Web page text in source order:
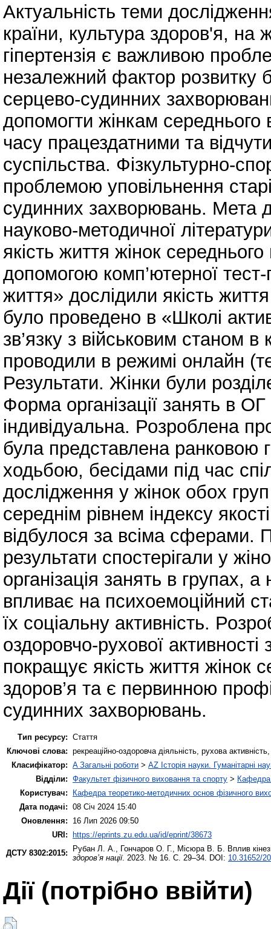
Актуальність теми
країни, культура здоров'я, на
гіпертензія є важливою
незалежний фактор розвитку
серцево-судинних
допомогти жінкам середнього
часу працездатними та
суспільства. Фізкультурно-
проблемою уповільнення
судинних захворювань. Мета
науково-методичної
якість життя жінок
допомогою комп’ютерної
життя» дослідили якість
було проведено в «Школі
зв’язку з військовим станом
проводили в режимі онлайн
Результати. Жінки були
Форма організації занять в
індивідуальна. Розроблена
була представлена ранковою
ходьбою, бесідами під час
дослідження у жінок обох
середнім рівнем індексу
відбулося за всіма сферами.
результати спостерігали у
організація занять в групах,
впливає на психоемоційний
їх соціальну активність.
оздоровчо-рухової активності
покращує якість життя жінок
здоров’я та є первинною
судинних захворювань.
Тип ресурсу: Стаття
Ключові слова: рекреаційно-оздоровча діяльність, рухова активність,
Класифікатор: A Загальні роботи > AZ Історія науки. Гуманітарні
Відділи: Факультет фізичного виховання та спорту > Кафедра
Користувач:
Кафедра теоретико-методичних основ фізичного
Дата подачі: 08 Січ 2024 15:40
Оновлення:
16 Лип 2026 09:50
URI: https://eprints.zu.edu.ua/id/eprint/38673
ДСТУ 8302:2015:
Рубан Л. А. Гончаров О. Г. Місюра В. Б.
Вплив
здоров’я нації. 2023. № 16. С. 29–34. DOI: 10.31652/
Дії ​​(потрібно ввійти)